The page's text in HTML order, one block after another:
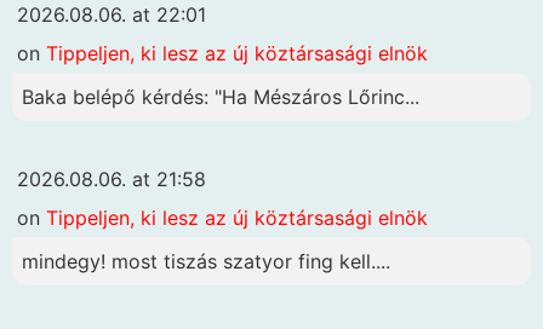
2026.08.06. at 22:01
on Tippeljen, ki lesz az új köztársasági elnök
Baka belépő kérdés: "Ha Mészáros Lőrinc...
2026.08.06. at 21:58
on Tippeljen, ki lesz az új köztársasági elnök
mindegy! most tiszás szatyor fing kell....